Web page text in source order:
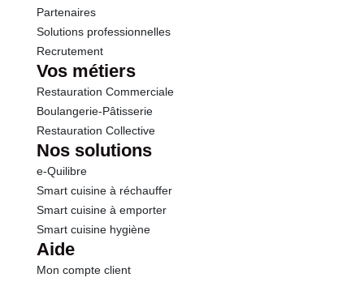
Partenaires
Solutions professionnelles
Recrutement
Vos métiers
Restauration Commerciale
Boulangerie-Pâtisserie
Restauration Collective
Nos solutions
e-Quilibre
Smart cuisine à réchauffer
Smart cuisine à emporter
Smart cuisine hygiène
Aide
Mon compte client